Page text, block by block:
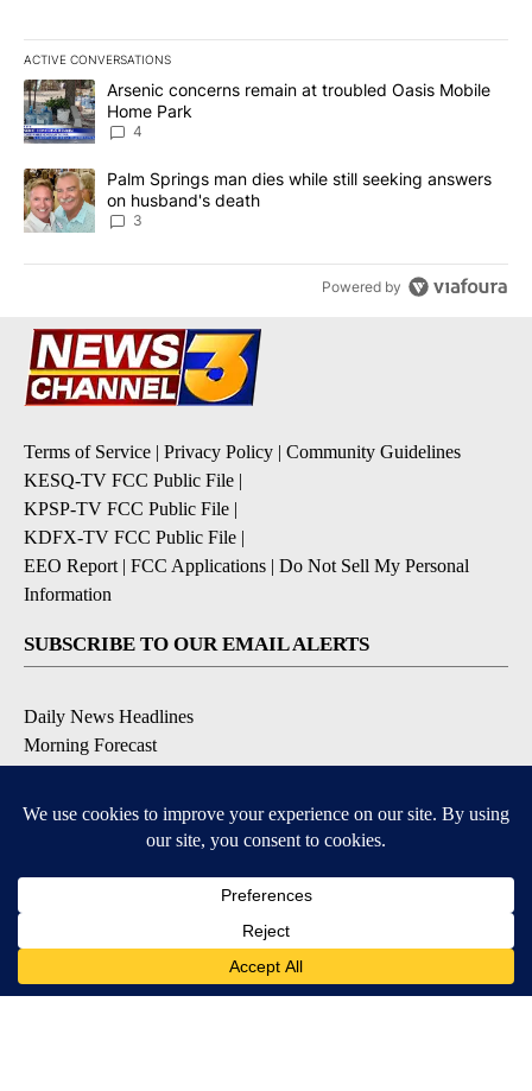
ACTIVE CONVERSATIONS
The following is a list of the most commented articles in the last
A trending article titled "Arsenic concerns remain at troubled
Arsenic concerns remain at troubled Oasis Mobile
Home Park
4
A trending article titled "Palm Springs man dies while still
Palm Springs man dies while still seeking answers
on husband's death
3
Powered by
Terms of Service | Privacy Policy | Community Guidelines
KESQ-TV FCC Public File |
KPSP-TV FCC Public File |
KDFX-TV FCC Public File |
EEO Report | FCC Applications | Do Not Sell My Personal
Information
SUBSCRIBE TO OUR EMAIL ALERTS
Daily News Headlines
Morning Forecast
Contests & Promotions
DOWNLOAD OUR APPS
Available for iOS and Android